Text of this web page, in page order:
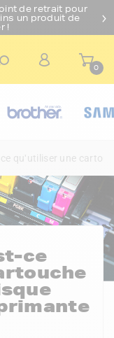
de retrait pour
un produit de
!
0
qu'utiliser une
ce